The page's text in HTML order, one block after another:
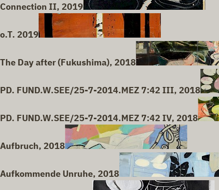
Connection II, 2019
o.T. 2019
The Day after (Fukushima), 2018
PD. FUND.W.SEE/25-7-2014.MEZ 7:42 III, 2018
PD. FUND.W.SEE/25-7-2014.MEZ 7:42 IV, 2018
Aufbruch, 2018
Aufkommende Unruhe, 2018